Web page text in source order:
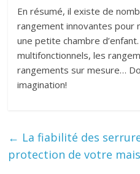
En résumé, il existe de
rangement innovantes pour
une petite chambre
multifonctionnels, les
rangements sur mesure…
imagination!
← La fiabilité des
protection de votre